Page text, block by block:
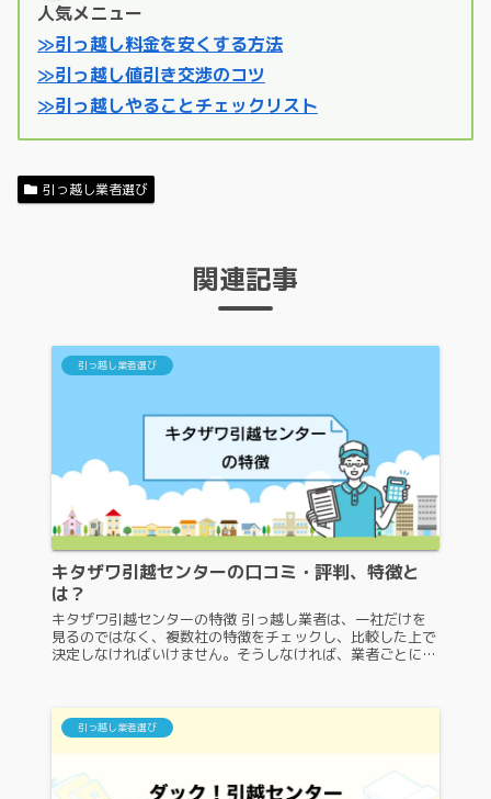
人気メニュー
≫引っ越し料金を安くする方法
≫引っ越し値引き交渉のコツ
≫引っ越しやることチェックリスト
引っ越し業者選び
関連記事
引っ越し業者選び
キタザワ引越センターの口コミ・評判、特徴と
は？
キタザワ引越センターの特徴 引っ越し業者は、一社だけを
見るのではなく、複数社の特徴をチェックし、比較した上で
決定しなければいけません。そうしなければ、業者ごとに異
引っ越し業者選び